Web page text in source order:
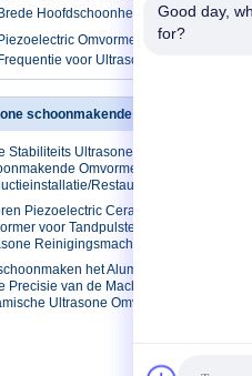
Brede Hoofdschoonheidsgaszuiveraar
Piezoelectric Omvormer van de roestvrij
Frequentie voor Ultrasoon
schoonmakende omvormer
Stabiliteits Ultrasone
Omvormer voor
Restaurant
Piezoelectric Ceramische
voor Tandpulsteller
Reinigingsmachine
het Aluminium
Precisie van de Machine Piezo
Ultrasone Omvormer
Good day,
for?